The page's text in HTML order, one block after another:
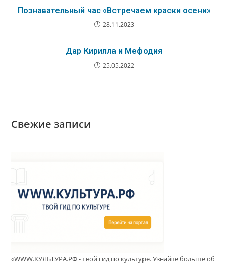
Познавательный час «Встречаем краски осени»
28.11.2023
Дар Кирилла и Мефодия
25.05.2022
Свежие записи
«WWW.КУЛЬТУРА.РФ - твой гид по культуре. Узнайте больше об